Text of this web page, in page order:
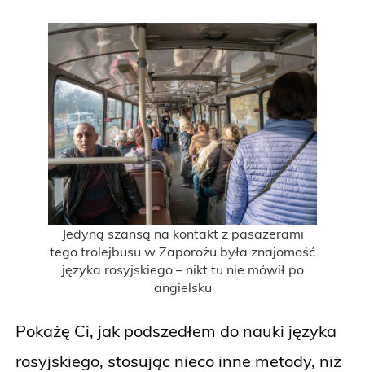
Jedyną szansą na kontakt z pasażerami
tego trolejbusu w Zaporożu była znajomość
języka rosyjskiego – nikt tu nie mówił po
angielsku
Pokażę Ci, jak podszedłem do nauki języka
rosyjskiego, stosując nieco inne metody, niż